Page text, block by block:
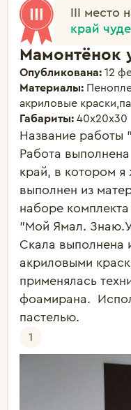
III место
край
Мамонтёнок
Опубликована: 12
Материалы:
акриловые
Габариты: 40х20х30
Название работы
Работа
край, в котором
выполнен из
наборе
"Мой Ямал.
Скала выполнена
акриловыми
применялась
фоамирана.
пастелью.
1